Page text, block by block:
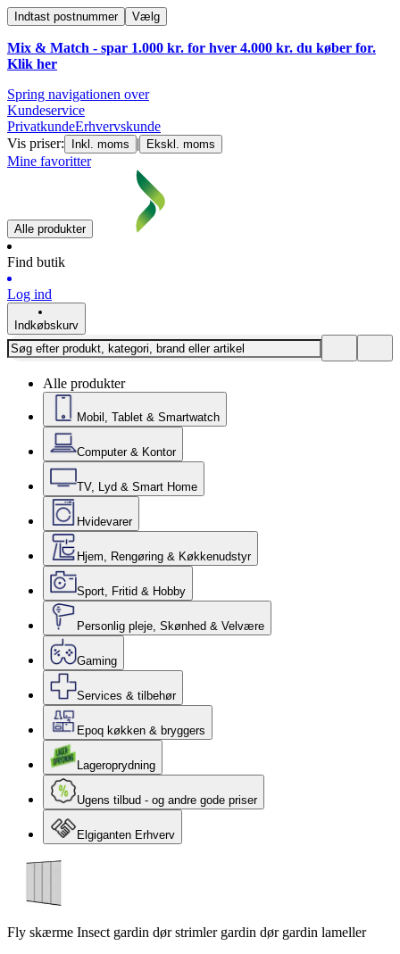
Indtast postnummer Vælg
Mix & Match - spar 1.000 kr. for hver 4.000 kr. du køber for.
Klik her
Spring navigationen over
Kundeservice
PrivatkundeErhvervskunde
Vis priser:
Inkl. moms | Ekskl. moms
Mine favoritter
Alle produkter
Find butik
Log ind
Indkøbskurv
Alle produkter
Mobil, Tablet & Smartwatch
Computer & Kontor
TV, Lyd & Smart Home
Hvidevarer
Hjem, Rengøring & Køkkenudstyr
Sport, Fritid & Hobby
Personlig pleje, Skønhed & Velvære
Gaming
Services & tilbehør
Epoq køkken & bryggers
Lageroprydning
Ugens tilbud - og andre gode priser
Elgiganten Erhverv
Fly skærme Insect gardin dør strimler gardin dør gardin lameller